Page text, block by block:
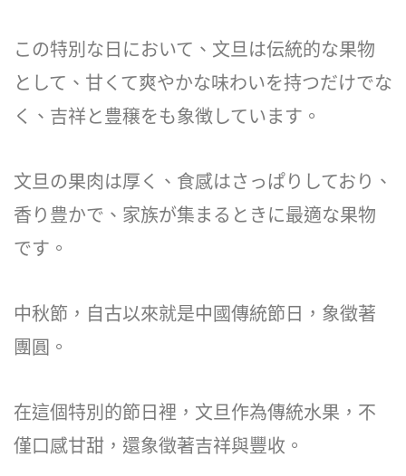
この特別な日において、文旦は伝統的な果物
として、甘くて爽やかな味わいを持つだけでな
く、吉祥と豊穣をも象徴しています。
文旦の果肉は厚く、食感はさっぱりしており、
香り豊かで、家族が集まるときに最適な果物
です。
中秋節，自古以來就是中國傳統節日，象徵著
團圓。
在這個特別的節日裡，文旦作為傳統水果，不
僅口感甘甜，還象徵著吉祥與豐收。